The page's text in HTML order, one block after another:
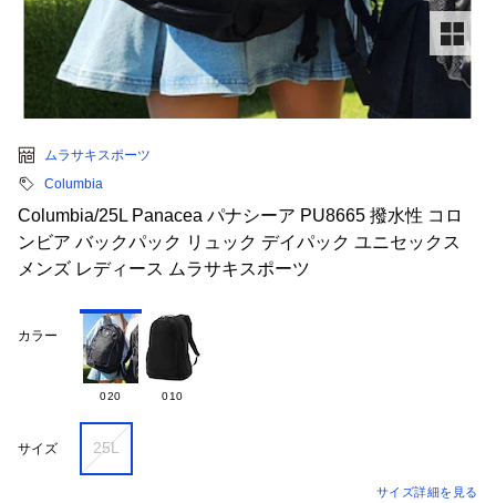
ムラサキスポーツ
Columbia
Columbia/25L Panacea パナシーア PU8665 撥水性 コロ
ンビア バックパック リュック デイパック ユニセックス
メンズ レディース ムラサキスポーツ
カラー
020 010
サイズ 25L
サイズ詳細を見る